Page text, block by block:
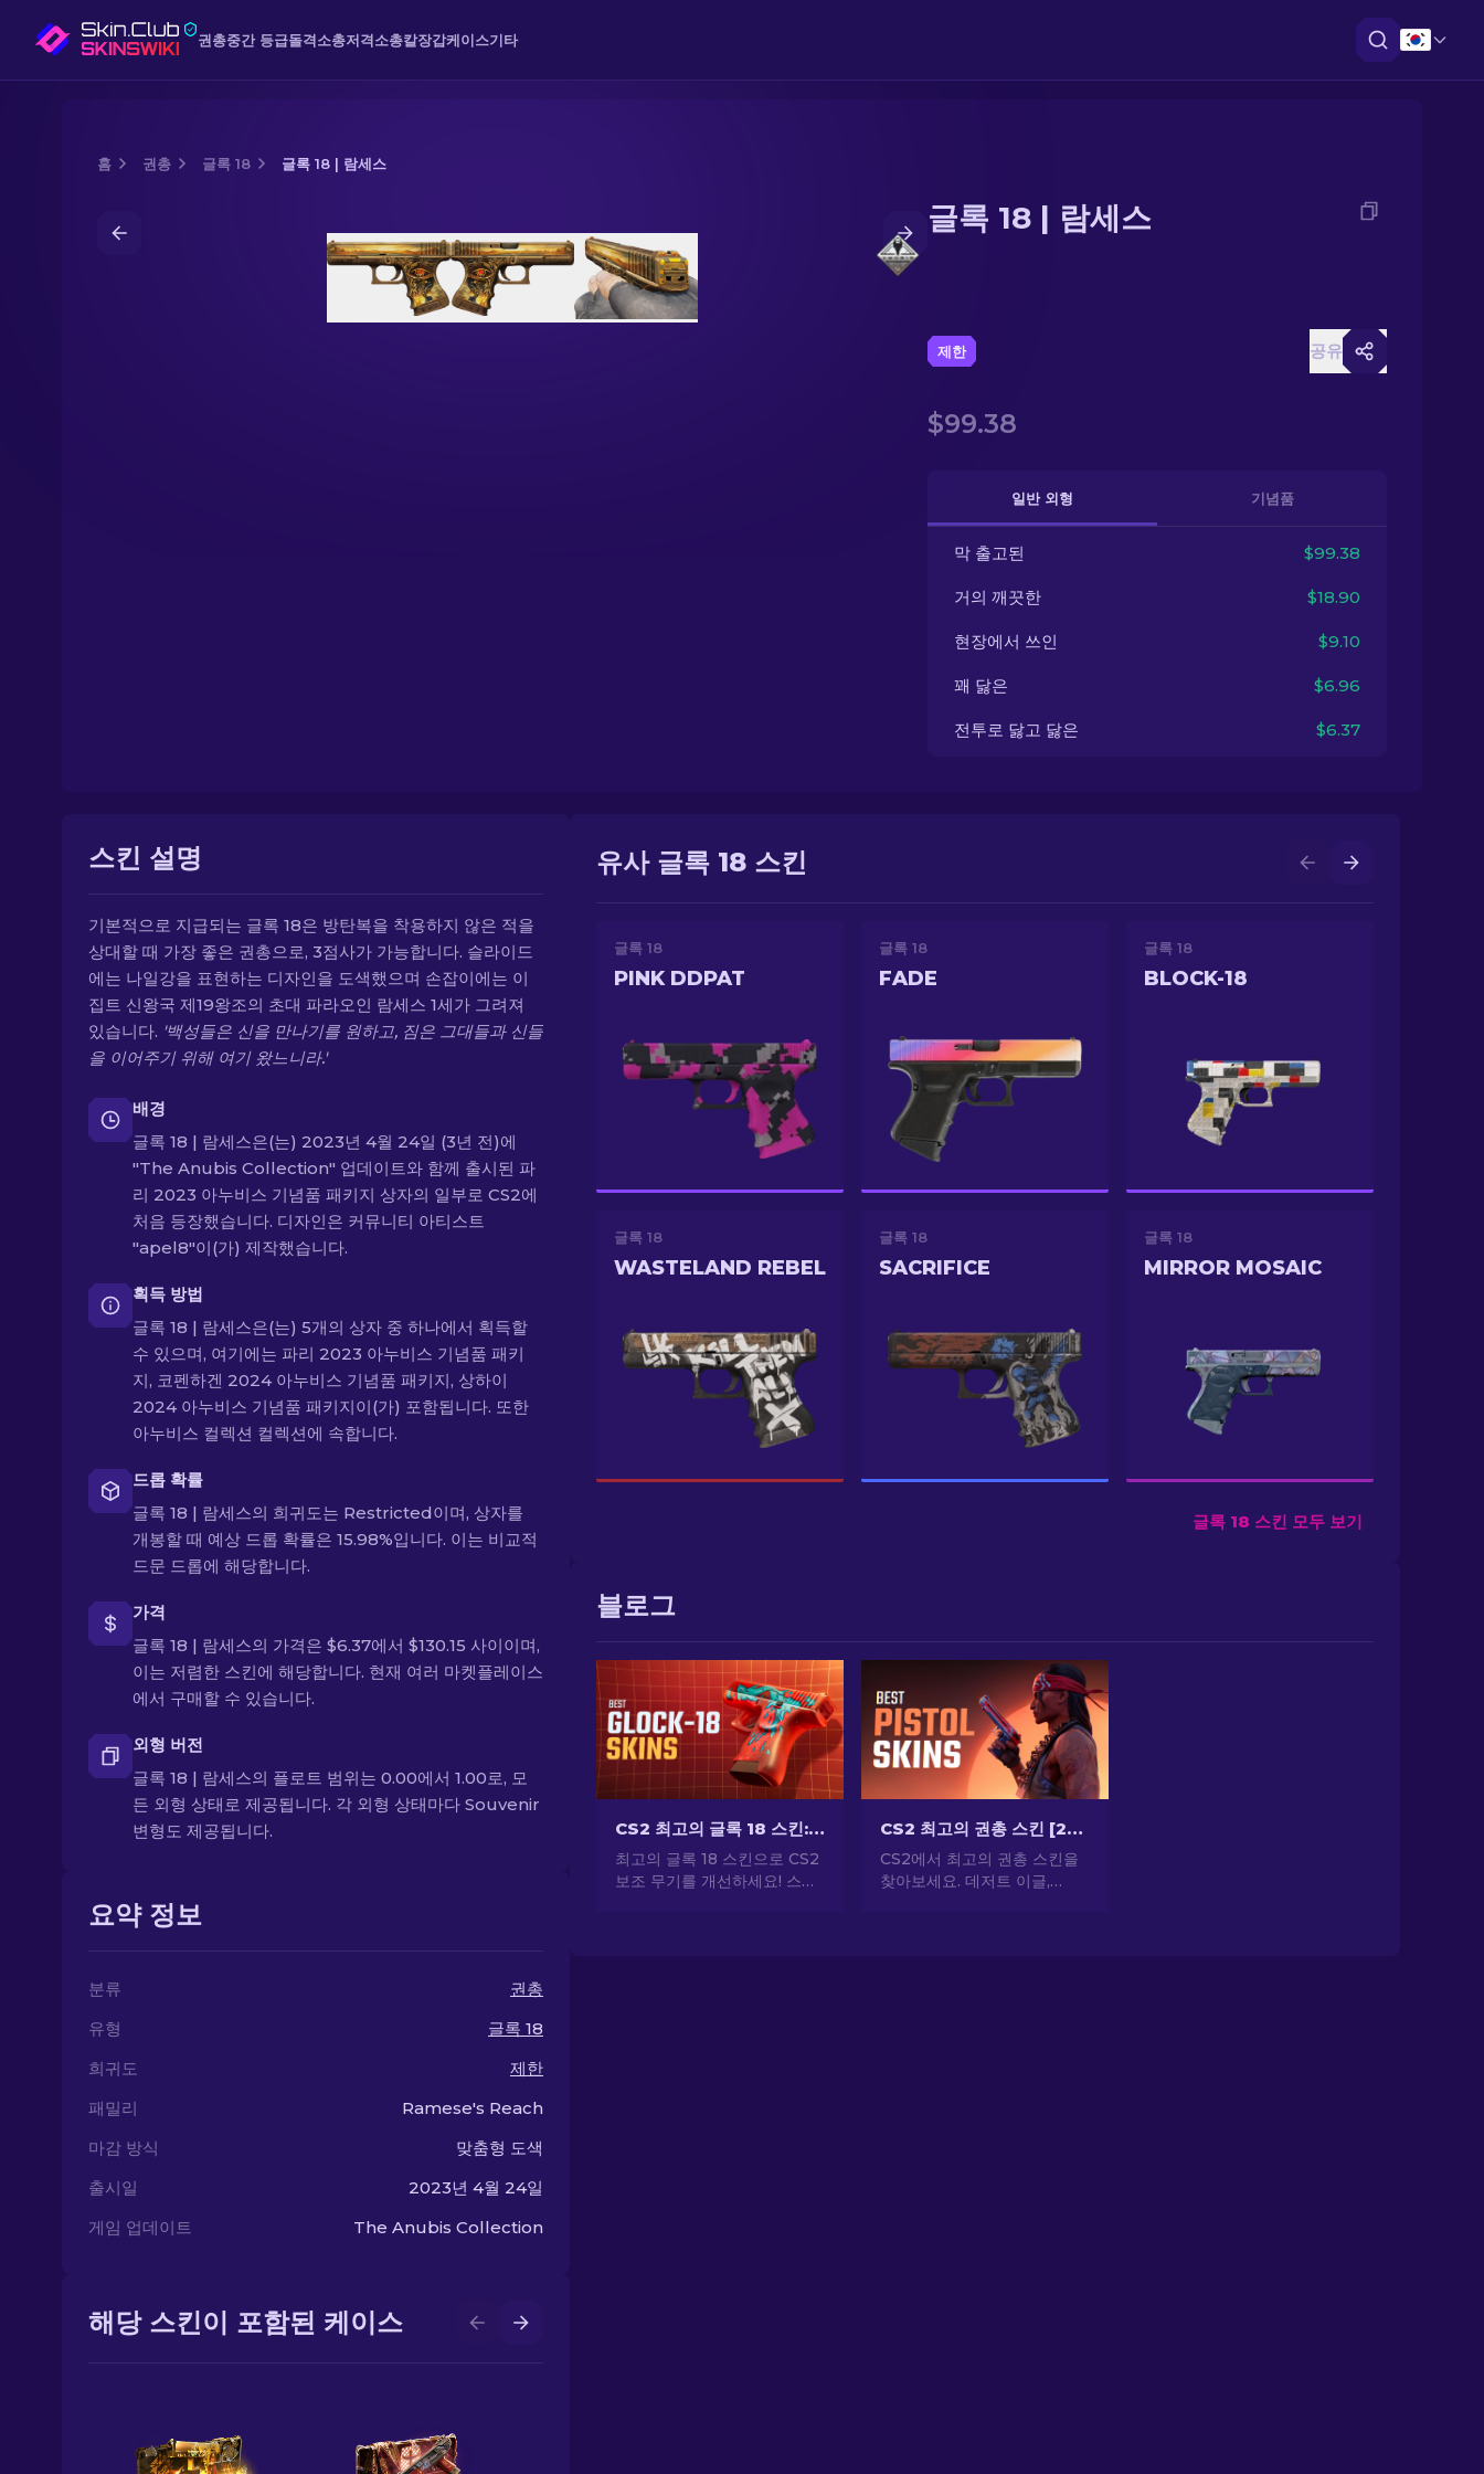
권총중간 등급돌격소총저격소총칼장갑케이스기타
홈 권총 글록 18 글록 18 | 람세스
글록 18 | 람세스
글록 18 | 람세스
제한 공유
$99.38
일반 외형 기념품
막 출고된 $99.38
거의 깨끗한 $18.90
현장에서 쓰인 $9.10
꽤 닳은 $6.96
전투로 닳고 닳은 $6.37
스킨 설명
기본적으로 지급되는 글록 18은 방탄복을 착용하지 않은 적을
상대할 때 가장 좋은 권총으로, 3점사가 가능합니다. 슬라이드
에는 나일강을 표현하는 디자인을 도색했으며 손잡이에는 이
집트 신왕국 제19왕조의 초대 파라오인 람세스 1세가 그려져
있습니다. '백성들은 신을 만나기를 원하고, 짐은 그대들과 신들
을 이어주기 위해 여기 왔느니라.'
배경
글록 18 | 람세스은(는) 2023년 4월 24일 (3년 전)에
"The Anubis Collection" 업데이트와 함께 출시된 파
리 2023 아누비스 기념품 패키지 상자의 일부로 CS2에
처음 등장했습니다. 디자인은 커뮤니티 아티스트
"apel8"이(가) 제작했습니다.
획득 방법
글록 18 | 람세스은(는) 5개의 상자 중 하나에서 획득할
수 있으며, 여기에는 파리 2023 아누비스 기념품 패키
지, 코펜하겐 2024 아누비스 기념품 패키지, 상하이
2024 아누비스 기념품 패키지이(가) 포함됩니다. 또한
아누비스 컬렉션 컬렉션에 속합니다.
드롭 확률
글록 18 | 람세스의 희귀도는 Restricted이며, 상자를
개봉할 때 예상 드롭 확률은 15.98%입니다. 이는 비교적
드문 드롭에 해당합니다.
가격
글록 18 | 람세스의 가격은 $6.37에서 $130.15 사이이며,
이는 저렴한 스킨에 해당합니다. 현재 여러 마켓플레이스
에서 구매할 수 있습니다.
외형 버전
글록 18 | 람세스의 플로트 범위는 0.00에서 1.00로, 모
든 외형 상태로 제공됩니다. 각 외형 상태마다 Souvenir
변형도 제공됩니다.
요약 정보
분류
권총
유형
글록 18
희귀도
제한
패밀리
Ramese's Reach
마감 방식
맞춤형 도색
출시일
2023년 4월 24일
게임 업데이트
The Anubis Collection
해당 스킨이 포함된 케이스
유사 글록 18 스킨
글록 18
PINK DDPAT
글록 18
FADE
글록 18
BLOCK-18
글록 18
WASTELAND REBEL
글록 18
SACRIFICE
글록 18
MIRROR MOSAIC
글록 18 스킨 모두 보기
블로그
CS2 최고의 글록 18 스킨: 전체 목록 [2026]
최고의 글록 18 스킨으로 CS2
보조 무기를 개선하세요! 스타
CS2 최고의 권총 스킨 [2026]
CS2에서 최고의 권총 스킨을
찾아보세요. 데저트 이글,